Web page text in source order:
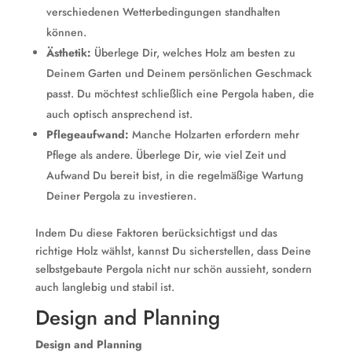
verschiedenen Wetterbedingungen standhalten
können.
Ästhetik: Überlege Dir, welches Holz am besten zu
Deinem Garten und Deinem persönlichen Geschmack
passt. Du möchtest schließlich eine Pergola haben, die
auch optisch ansprechend ist.
Pflegeaufwand: Manche Holzarten erfordern mehr
Pflege als andere. Überlege Dir, wie viel Zeit und
Aufwand Du bereit bist, in die regelmäßige Wartung
Deiner Pergola zu investieren.
Indem Du diese Faktoren berücksichtigst und das
richtige Holz wählst, kannst Du sicherstellen, dass Deine
selbstgebaute Pergola nicht nur schön aussieht, sondern
auch langlebig und stabil ist.
Design and Planning
Design and Planning